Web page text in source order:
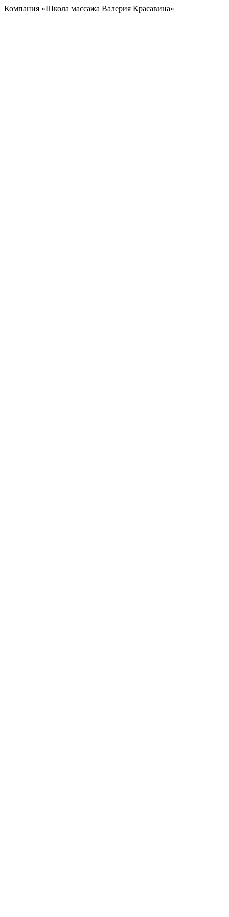
Компания «Школа массажа Валерия Красавина»